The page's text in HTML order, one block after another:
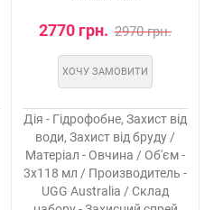
2770 грн. 2970 грн.
ХОЧУ ЗАМОВИТИ
Дія - Гідрофобне, Захист від
води, Захист від бруду /
Матеріал - Овчина / Об'єм -
3х118 мл / Производитель -
UGG Australia / Склад